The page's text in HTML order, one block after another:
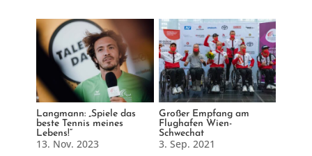
Langmann: „Spiele das
beste Tennis meines
Lebens!“
13. Nov. 2023
Großer Empfang am
Flughafen Wien-
Schwechat
3. Sep. 2021